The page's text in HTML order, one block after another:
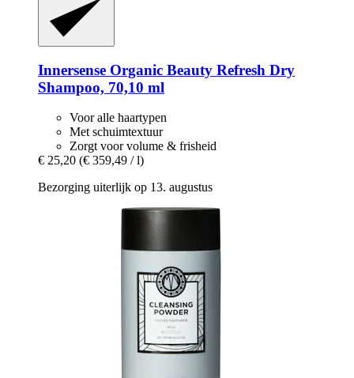
Innersense Organic Beauty Refresh Dry
Shampoo, 70,10 ml
Voor alle haartypen
Met schuimtextuur
Zorgt voor volume & frisheid
€ 25,20 (€ 359,49 / l)
Bezorging uiterlijk op 13. augustus